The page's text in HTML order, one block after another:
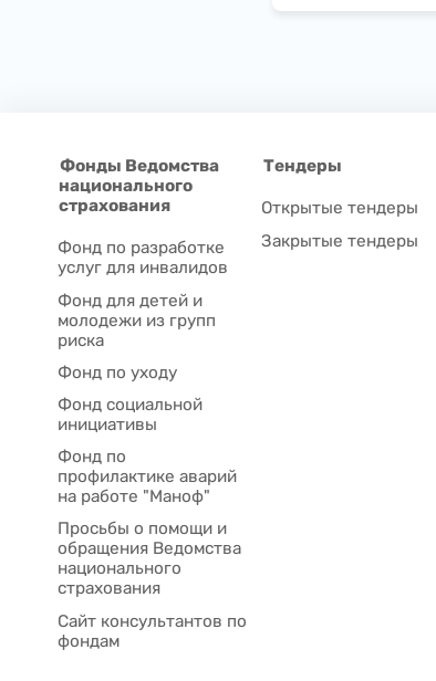
Тендеры
Открытые тендеры
Закрытые тендеры
Фонды Ведомства
национального
страхования
Фонд по разработке
услуг для инвалидов
Фонд для детей и
молодежи из групп
риска
Фонд по уходу
Фонд социальной
инициативы
Фонд по
профилактике аварий
на работе "Маноф"
Просьбы о помощи и
обращения Ведомства
национального
страхования
Сайт консультантов по
фондам